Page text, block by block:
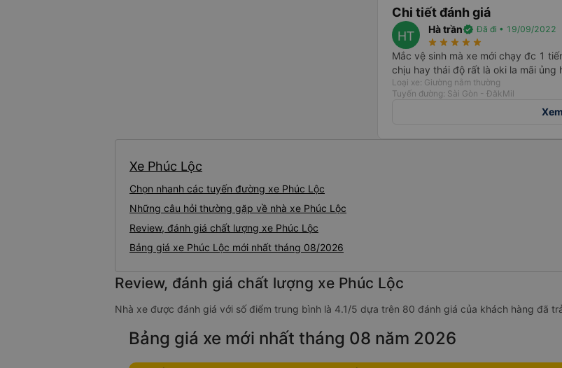
Chi tiết đánh giá
HT Hà trầnverified Đã đi • 19/09/2022
star_rate star_rate star_rate star_rate star_rate
Mắc vệ sinh mà xe mới chạy đc 1
chịu hay thái độ rất là oki la mãi ủng
Loại xe: Giường nằm thường
Tuyến đường: Sài Gòn - ĐăkMil
Xe Phúc Lộc
Chọn nhanh các tuyến đường xe Phúc Lộc
Những câu hỏi thường gặp về nhà xe Phúc Lộc
Review, đánh giá chất lượng xe Phúc Lộc
Bảng giá xe Phúc Lộc mới nhất tháng 08/2026
Review, đánh giá chất lượng xe Phúc Lộc
Nhà xe được đánh giá với số điểm trung bình là 4.1/5 dựa trên 80 đánh giá của khách hàng đã
Bảng giá xe mới nhất tháng 08 năm 2026